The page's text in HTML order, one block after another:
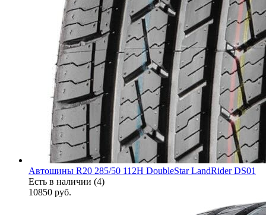
Автошины R20 285/50 112H DoubleStar LandRider DS01
Есть в наличии (4)
10850 руб.